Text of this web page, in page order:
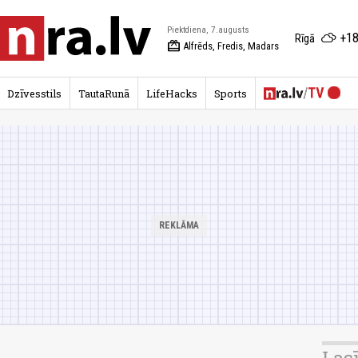
Piektdiena, 7.augusts
redeem Alfrēds, Fredis, Madars
Rīgā
Dzīvesstils TautaRunā LifeHacks Sports